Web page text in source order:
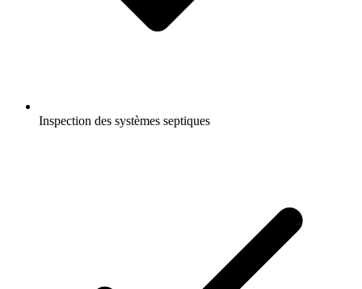
Inspection des systèmes septiques